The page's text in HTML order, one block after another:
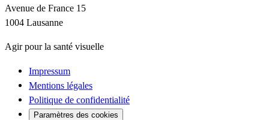
Avenue de France 15
1004 Lausanne
Agir pour la santé visuelle
Impressum
Mentions légales
Politique de confidentialité
Paramètres des cookies